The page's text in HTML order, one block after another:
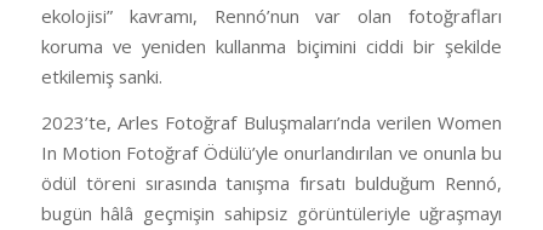
ekolojisi” kavramı, Rennó’nun var olan fotoğrafları
koruma ve yeniden kullanma biçimini ciddi bir şekilde
etkilemiş sanki.
2023’te, Arles Fotoğraf Buluşmaları’nda verilen Women
In Motion Fotoğraf Ödülü’yle onurlandırılan ve onunla bu
ödül töreni sırasında tanışma fırsatı bulduğum Rennó,
bugün hâlâ geçmişin sahipsiz görüntüleriyle uğraşmayı